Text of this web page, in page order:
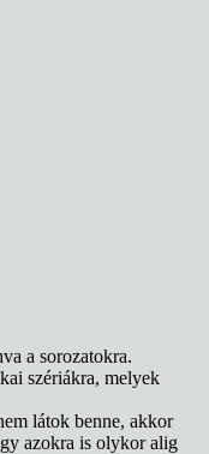
a sorozatokra.
szériákra, melyek
látok benne, akkor
azokra is olykor alig